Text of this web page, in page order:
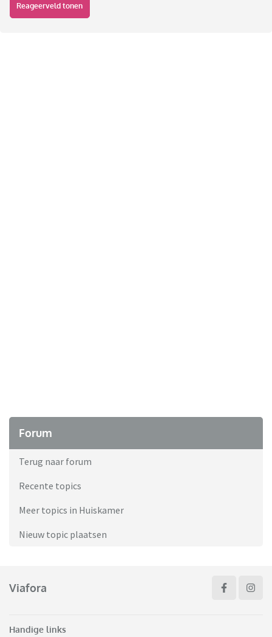
Reageerveld tonen
Forum
Terug naar forum
Recente topics
Meer topics in Huiskamer
Nieuw topic plaatsen
Viafora
Handige links